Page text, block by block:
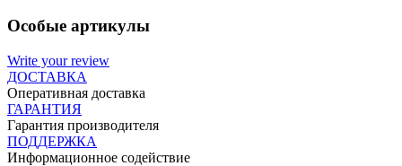
Особые артикулы
Write your review
ДОСТАВКА
Оперативная доставка
ГАРАНТИЯ
Гарантия производителя
ПОДДЕРЖКА
Информационное содействие